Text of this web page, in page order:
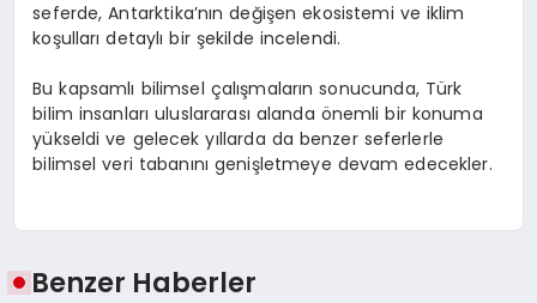
seferde, Antarktika’nın değişen ekosistemi ve iklim
koşulları detaylı bir şekilde incelendi.
Bu kapsamlı bilimsel çalışmaların sonucunda, Türk
bilim insanları uluslararası alanda önemli bir konuma
yükseldi ve gelecek yıllarda da benzer seferlerle
bilimsel veri tabanını genişletmeye devam edecekler.
Benzer Haberler